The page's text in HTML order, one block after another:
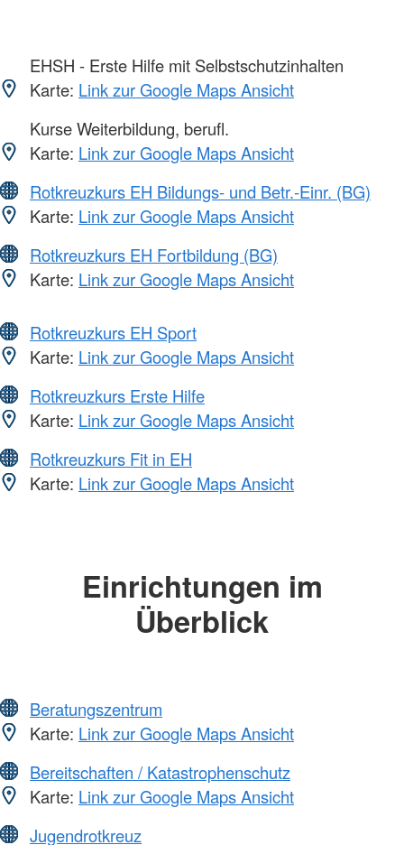
EHSH - Erste Hilfe mit Selbstschutzinhalten
Karte: Link zur Google Maps Ansicht
Kurse Weiterbildung, berufl.
Karte: Link zur Google Maps Ansicht
Rotkreuzkurs EH Bildungs- und Betr.-Einr. (BG)
Karte: Link zur Google Maps Ansicht
Rotkreuzkurs EH Fortbildung (BG)
Karte: Link zur Google Maps Ansicht
Rotkreuzkurs EH Sport
Karte: Link zur Google Maps Ansicht
Rotkreuzkurs Erste Hilfe
Karte: Link zur Google Maps Ansicht
Rotkreuzkurs Fit in EH
Karte: Link zur Google Maps Ansicht
Einrichtungen im
Überblick
Beratungszentrum
Karte: Link zur Google Maps Ansicht
Bereitschaften / Katastrophenschutz
Karte: Link zur Google Maps Ansicht
Jugendrotkreuz